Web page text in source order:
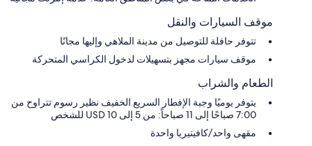
موقف السيارات والنقل
تتوفر حافلة للتوصيل من مدينة الملاهي وإليها مجانًا
موقف سيارات مجهز بتسهيلات لدخول الكراسي المتحركة
الطعام والشراب
يتوفر يوميًا وجبة الإفطار السريع الخفيف نظير رسوم تتراوح من
7:00 صباحًا إلى 11 صباحاً: من 5 إلى 10 USD للشخص
مقهى واحد/كافيتيريا واحدة